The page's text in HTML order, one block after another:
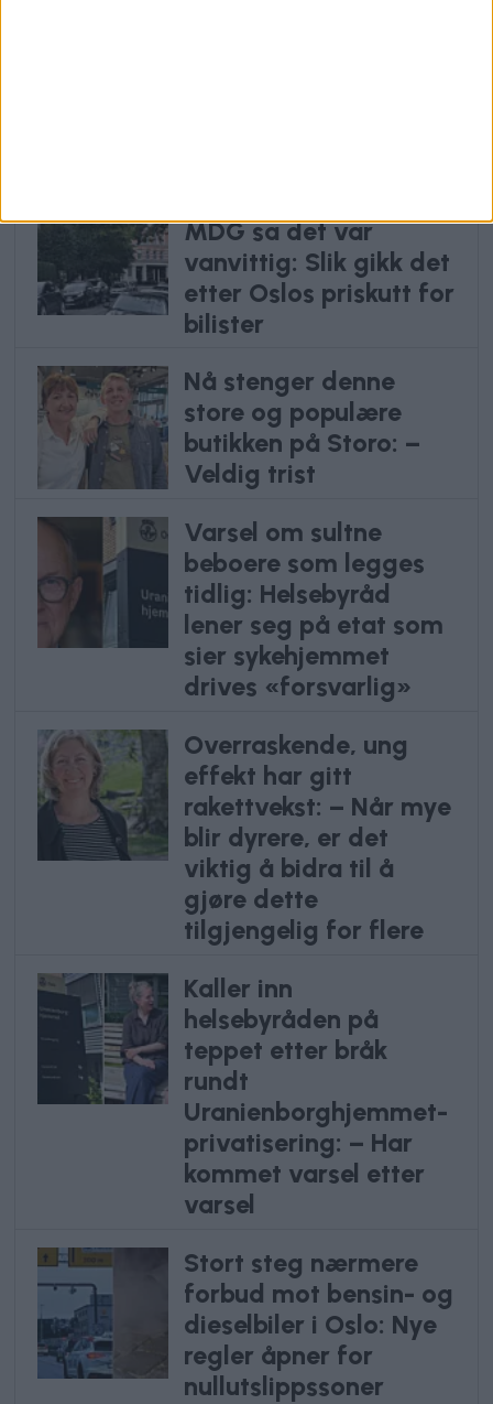
MDG sa det var
vanvittig: Slik gikk det
etter Oslos priskutt for
bilister
Nå stenger denne
store og populære
butikken på Storo: –
Veldig trist
Varsel om sultne
beboere som legges
tidlig: Helsebyråd
lener seg på etat som
sier sykehjemmet
drives «forsvarlig»
Overraskende, ung
effekt har gitt
rakettvekst: – Når mye
blir dyrere, er det
viktig å bidra til å
gjøre dette
tilgjengelig for flere
Kaller inn
helsebyråden på
teppet etter bråk
rundt
Uranienborghjemmet-
privatisering: – Har
kommet varsel etter
varsel
Stort steg nærmere
forbud mot bensin- og
dieselbiler i Oslo: Nye
regler åpner for
nullutslippssoner